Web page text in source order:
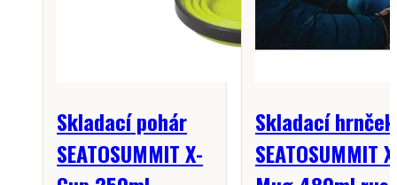
Skladací pohár
SEATOSUMMIT X-
Skladací hrnček
SEATOSUMMIT